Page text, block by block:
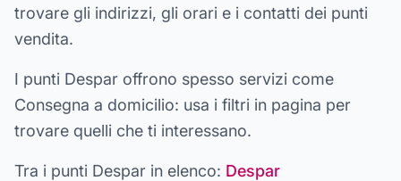
trovare gli indirizzi, gli orari e i contatti dei punti
vendita.
I punti Despar offrono spesso servizi come
Consegna a domicilio: usa i filtri in pagina per
trovare quelli che ti interessano.
Tra i punti Despar in elenco: Despar